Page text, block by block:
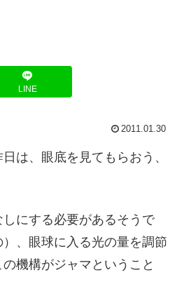
LINE
2011.01.30
は、眼底を見てもらおう、
にする必要があるそうで
、眼球に入る光の量を調節
機構がジャマということ